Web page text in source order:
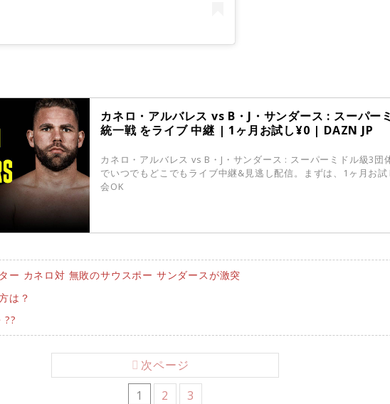
カネロ・アルバレス vs B・J・サンダース : スーパー
統一戦 をライブ 中継 | 1ヶ月お試し¥0 | DAZN JP
カネロ・アルバレス vs B・J・サンダース : スーパーミドル級3団
でいつでもどこでもライブ中継&見逃し配信。まずは、1ヶ月お
会OK
ー カネロ対 無敗のサウスポー サンダースが激突
は？
??
1 2 3
次ページ